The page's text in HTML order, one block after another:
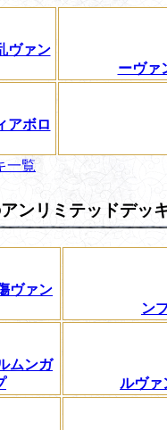
ヴァン
ーヴァ
アボロ
一覧
ンリミテッドデッ
ヴァン
ン
ムンガ
ルヴァ